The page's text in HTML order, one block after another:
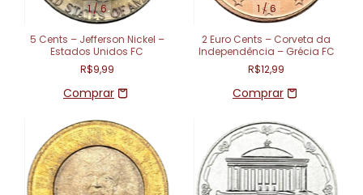
1/6
5 Cents – Jefferson Nickel –
Estados Unidos FC
R$9,99
1 /6
2 Euro Cents – Corveta da
Independência – Grécia FC
R$12,99